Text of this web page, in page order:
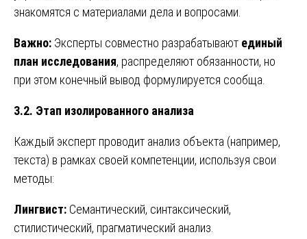
знакомятся с материалами дела и вопросами.
Важно: Эксперты совместно разрабатывают единый
план исследования, распределяют обязанности, но
при этом конечный вывод формулируется сообща.
3.2. Этап изолированного анализа
Каждый эксперт проводит анализ объекта (например,
текста) в рамках своей компетенции, используя свои
методы:
Лингвист: Семантический, синтаксический,
стилистический, прагматический анализ.